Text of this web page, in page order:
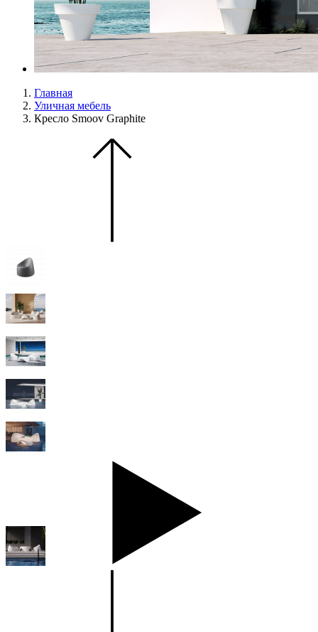
Главная
Уличная мебель
Кресло Smoov Graphite